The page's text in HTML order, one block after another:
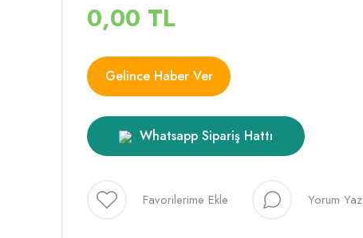
0,00 TL
Gelince Haber Ver
Whatsapp Sipariş Hattı
Yorum Yaz